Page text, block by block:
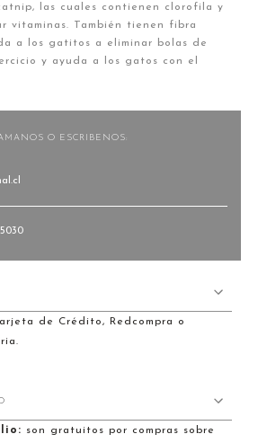
las cuales contienen clorofila y
vitaminas. También tienen fibra
a los gatitos a eliminar bolas de
y ayuda a los gatos con el
O ESCRIBENOS:
de Crédito, Redcompra o
son gratuitos por compras sobre